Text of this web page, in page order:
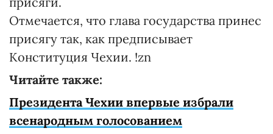
Отмечается, что глава государства принес
присягу так, как предписывает
Конституция Чехии. !zn
Читайте также:
Президента Чехии впервые избрали
всенародным голосованием